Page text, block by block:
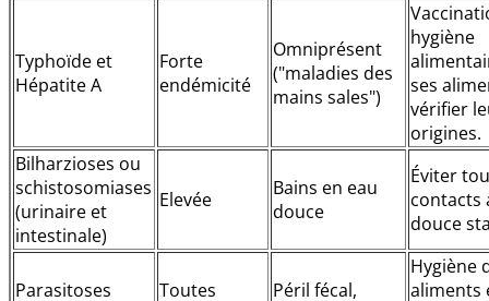
Typhoïde et
Hépatite A
Forte
endémicité
Omniprésent
("maladies des
mains sales")
hygiène
ses
vérifier
origines.
Bilharzioses ou
schistosomiases
(urinaire et
intestinale)
Elevée
Bains en eau
douce
Éviter
contacts
douce
Parasitoses
Toutes
Péril fécal,
Hygiène
aliments